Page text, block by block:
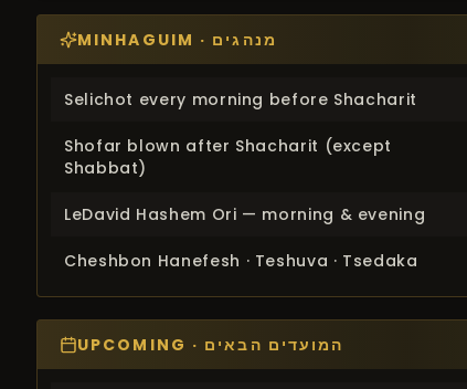
MINHAGUIM · מנהגים
Selichot every morning before Shacharit
Shofar blown after Shacharit (except
Shabbat)
LeDavid Hashem Ori — morning & evening
Cheshbon Hanefesh · Teshuva · Tsedaka
UPCOMING · המועדים הבאים